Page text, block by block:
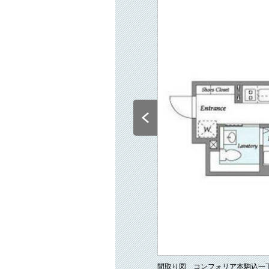
間取り図 コンフォリア本駒込一